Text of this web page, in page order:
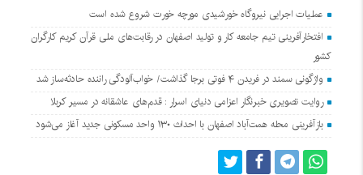
عملیات اجرایی نیروگاه خورشیدی مورچه خورت شروع شده است
افتخارآفرینی تیم جامعه کار و تولید اصفهان در رقابت‌های ملی قرآن کریم کارگران
کشور
واژگونی سمند در فریدن ۴ فوتی برجا گذاشت/ خواب‌آلودگی راننده حادثه‌ساز شد
روایت تصویری خبرنگار اعزامی دنیای اسرار : قدم‌های عاشقانه در مسیر کربلا
بازآفرینی محله همت‌آباد اصفهان با احداث ۱۳۰ واحد مسکونی جدید آغاز می‌شود